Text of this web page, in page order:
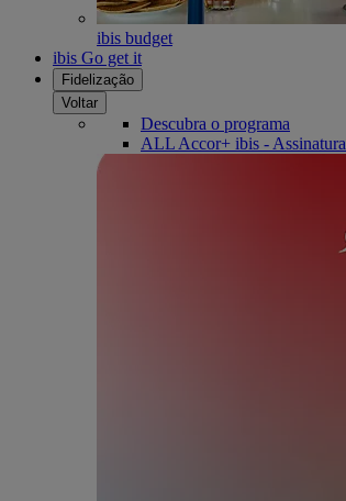
ibis budget
ibis Go get it
Fidelização
Voltar
Descubra o programa
ALL Accor+ ibis - Assinatura